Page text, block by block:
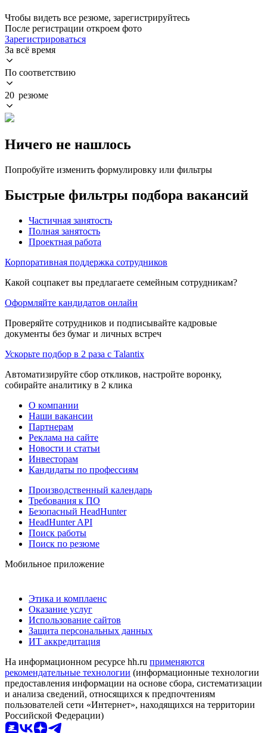
Чтобы видеть все резюме, зарегистрируйтесь
После регистрации откроем фото
Зарегистрироваться
За всё время
По соответствию
20 резюме
Ничего не нашлось
Попробуйте изменить формулировку или фильтры
Быстрые фильтры подбора вакансий
Частичная занятость
Полная занятость
Проектная работа
Корпоративная поддержка сотрудников
Какой соцпакет вы предлагаете семейным сотрудникам?
Оформляйте кандидатов онлайн
Проверяйте сотрудников и подписывайте кадровые
документы без бумаг и личных встреч
Ускорьте подбор в 2 раза с Talantix
Автоматизируйте сбор откликов, настройте воронку,
собирайте аналитику в 2 клика
О компании
Наши вакансии
Партнерам
Реклама на сайте
Новости и статьи
Инвесторам
Кандидаты по профессиям
Производственный календарь
Требования к ПО
Безопасный HeadHunter
HeadHunter API
Поиск работы
Поиск по резюме
Мобильное приложение
Этика и комплаенс
Оказание услуг
Использование сайтов
Защита персональных данных
ИТ аккредитация
На информационном ресурсе hh.ru применяются
рекомендательные технологии (информационные технологии
предоставления информации на основе сбора, систематизации
и анализа сведений, относящихся к предпочтениям
пользователей сети «Интернет», находящихся на территории
Российской Федерации)